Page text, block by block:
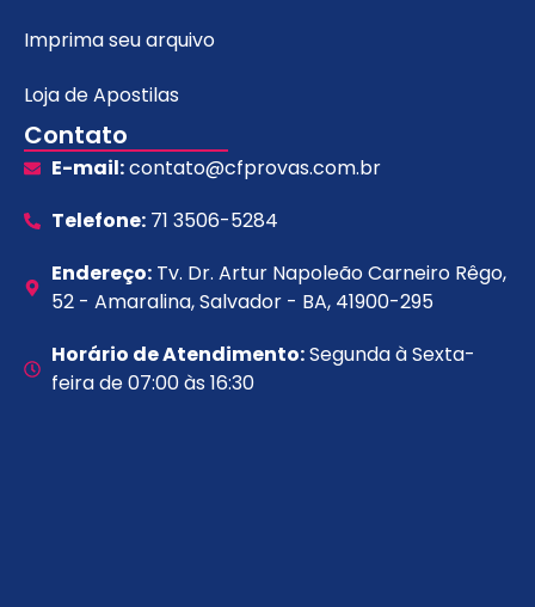
Imprima seu arquivo
Loja de Apostilas
Contato
E-mail:contato@cfprovas.com.br
Telefone:71 3506-5284
Endereço:Tv. Dr. Artur Napoleão Carneiro Rêgo,
52 - Amaralina, Salvador - BA, 41900-295
Horário de Atendimento:Segunda à Sexta-
feira de 07:00 às 16:30